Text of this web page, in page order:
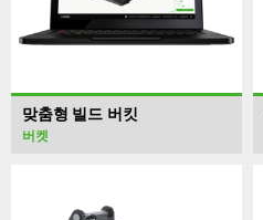
맞춤형 빌드 버킷
버켓